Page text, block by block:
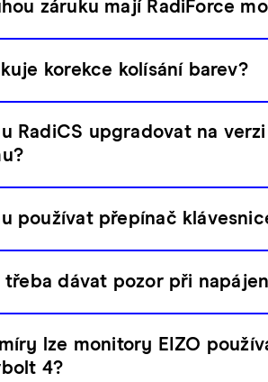
záruku mají RadiForce
korekce kolísání barev?
RadiCS upgradovat na
používat přepínač
třeba dávat pozor při
lze monitory EIZO
4?